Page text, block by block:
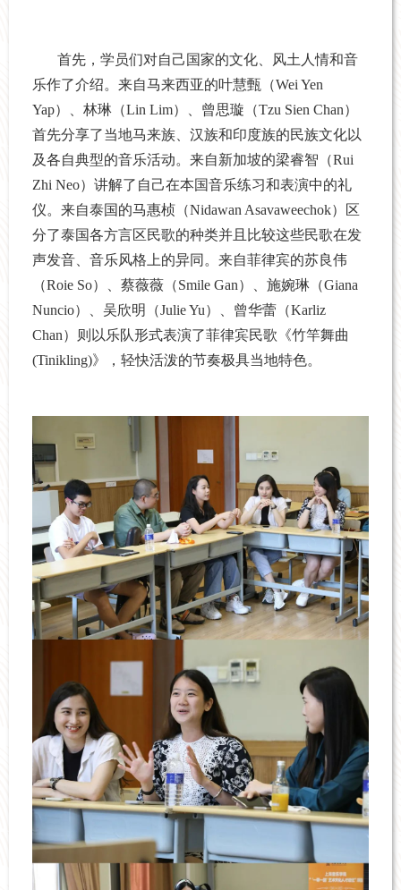
首先，学员们对自己国家的文化、风土人情和音
乐作了介绍。来自马来西亚的叶慧甄（Wei Yen
Yap）、林琳（Lin Lim）、曾思璇（Tzu Sien Chan）
首先分享了当地马来族、汉族和印度族的民族文化以
及各自典型的音乐活动。来自新加坡的梁睿智（Rui
Zhi Neo）讲解了自己在本国音乐练习和表演中的礼
仪。来自泰国的马惠桢（Nidawan Asavaweechok）区
分了泰国各方言区民歌的种类并且比较这些民歌在发
声发音、音乐风格上的异同。来自菲律宾的苏良伟
（Roie So）、蔡薇薇（Smile Gan）、施婉琳（Giana
Nuncio）、吴欣明（Julie Yu）、曾华蕾（Karliz
Chan）则以乐队形式表演了菲律宾民歌《竹竿舞曲
(Tinikling)》，轻快活泼的节奏极具当地特色。